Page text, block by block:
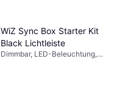
WiZ Sync Box Starter Kit
Black Lichtleiste
Dimmbar, LED-Beleuchtung,